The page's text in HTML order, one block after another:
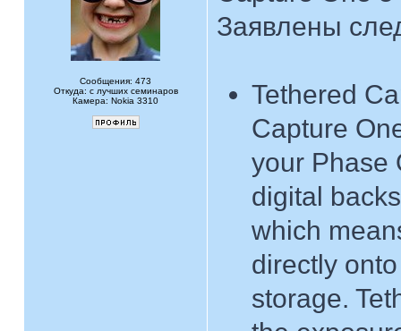
Сообщения: 473
Откуда: с лучших семинаров
Камера: Nokia 3310
Заявлены
Tethered
Capture
your Phase
digital
which
directly
storage.